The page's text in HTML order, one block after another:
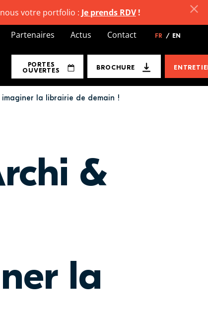
imaginer la librairie de demain !
&
la
Partenaires Actus Contact FR / EN
PORTES
OUVERTES
BROCHURE
votre portfolio : Je prends RDV!